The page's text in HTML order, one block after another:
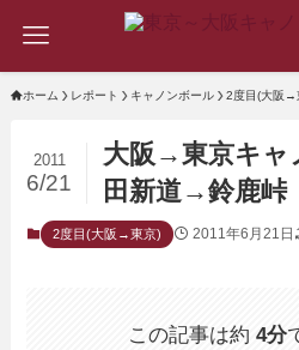
ホーム レポート キャノンボール 2度目(大阪→
大阪→東京キ
田新道→鈴鹿峠
2011
6/21
2度目(大阪→東京) 2011年6月21日
この記事は約 4分